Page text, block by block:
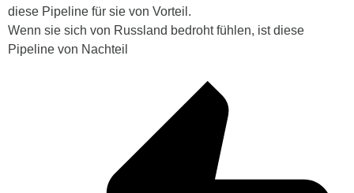
diese Pipeline für sie von Vorteil.
Wenn sie sich von Russland bedroht fühlen, ist diese
Pipeline von Nachteil